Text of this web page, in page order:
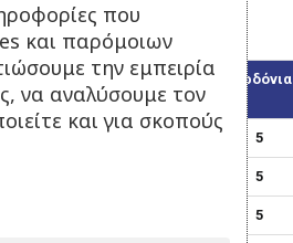
Σχέδιο TL
Κωδικός Πλάτος Κορδόνια
5
5
5
που
και παρόμοιων
την εμπειρία
να αναλύσουμε τον
και για σκοπούς